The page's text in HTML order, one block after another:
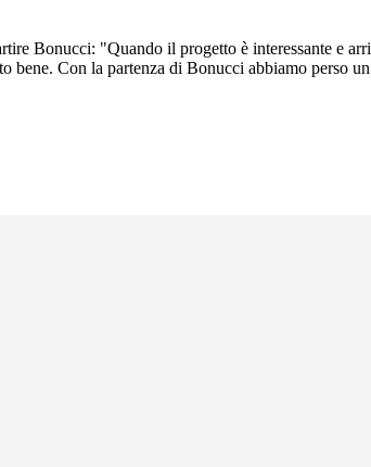
Bonucci: "Quando il progetto è interessante e
Con la partenza di Bonucci abbiamo perso